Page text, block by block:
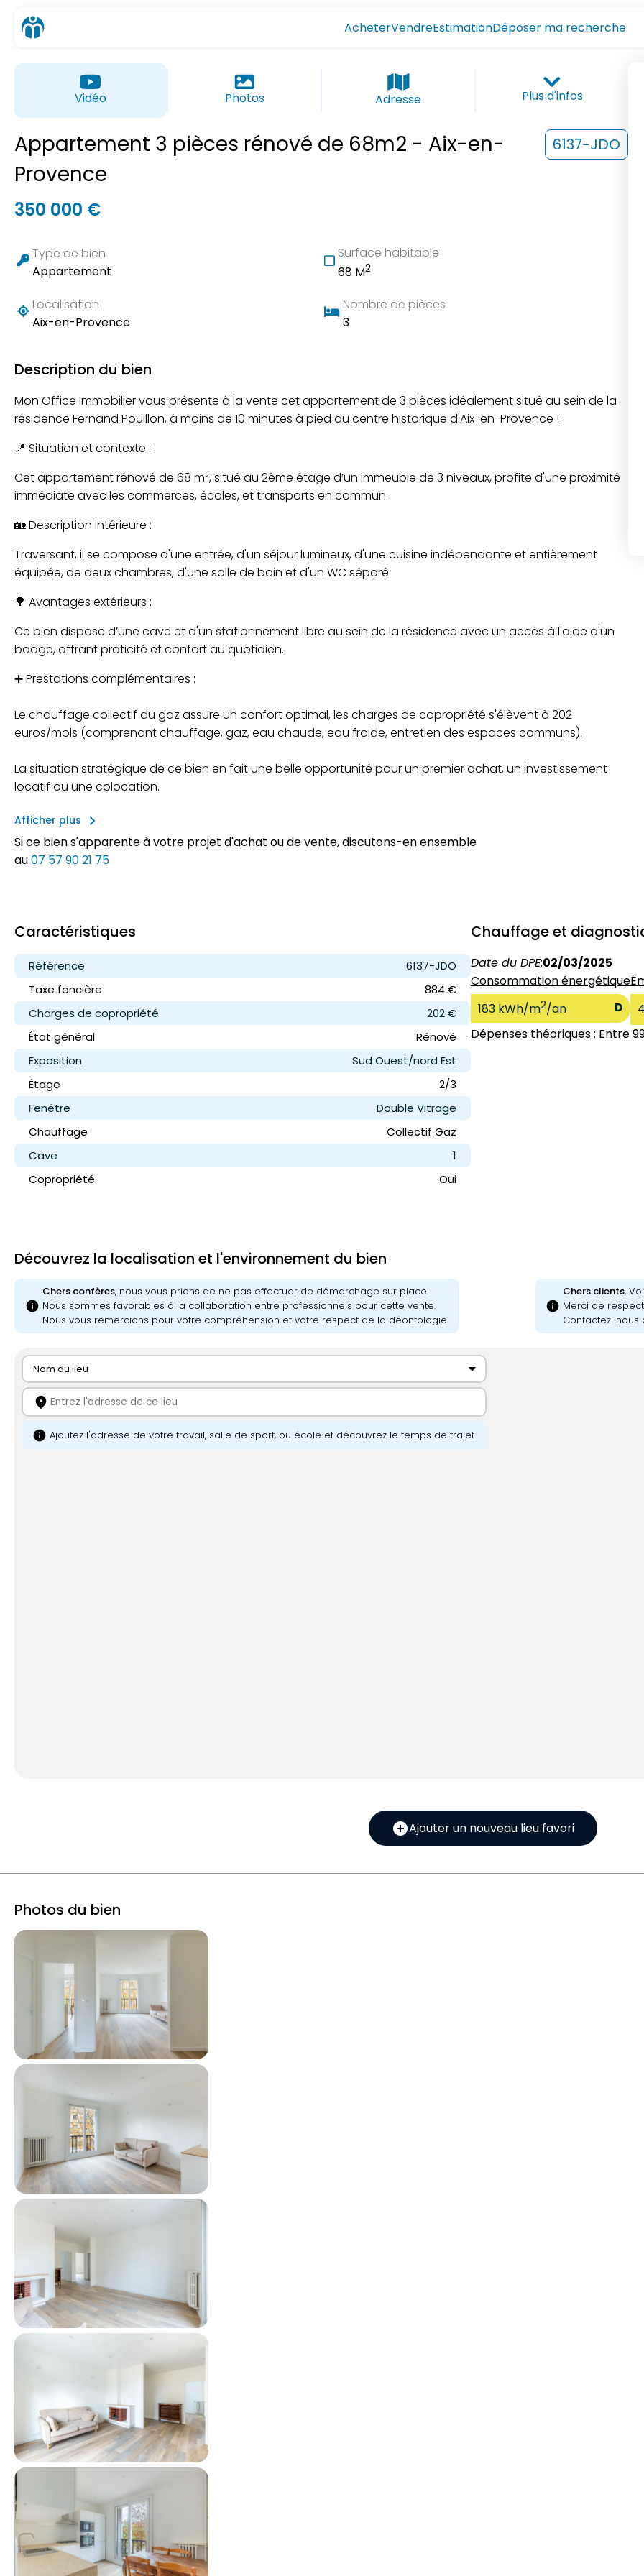
AcheterVendreEstimationDéposer ma recherche
Vidéo Photos Adresse Plus d'infos
Appartement 3 pièces rénové de 68m2 - Aix-en-
Provence
6137-JDO
350 000 €
Type de bien
Appartement
Surface habitable
68 M2
Localisation
Aix-en-Provence
Nombre de pièces
3
Description du bien
Mon Office Immobilier vous présente à la vente cet appartement de 3 pièces idéalement situé au sein de la
résidence Fernand Pouillon, à moins de 10 minutes à pied du centre historique d'Aix-en-Provence !
📍 Situation et contexte :
Cet appartement rénové de 68 m², situé au 2ème étage d’un immeuble de 3 niveaux, profite d'une proximité
immédiate avec les commerces, écoles, et transports en commun.
🏡 Description intérieure :
Traversant, il se compose d'une entrée, d'un séjour lumineux, d'une cuisine indépendante et entièrement
équipée, de deux chambres, d'une salle de bain et d'un WC séparé.
🌳 Avantages extérieurs :
Ce bien dispose d’une cave et d'un stationnement libre au sein de la résidence avec un accès à l'aide d'un
badge, offrant praticité et confort au quotidien.
➕ Prestations complémentaires :
Le chauffage collectif au gaz assure un confort optimal, les charges de copropriété s'élèvent à 202
euros/mois (comprenant chauffage, gaz, eau chaude, eau froide, entretien des espaces communs).
La situation stratégique de ce bien en fait une belle opportunité pour un premier achat, un investissement
locatif ou une colocation.
Afficher plus keyboard_arrow_right
Si ce bien s'apparente à votre projet d'achat ou de vente, discutons-en ensemble
au07 57 90 21 75
Caractéristiques
Référence
6137-JDO
Taxe foncière
884 €
Charges de copropriété
202 €
État général
Rénové
Exposition
Sud Ouest/nord Est
Étage
2/3
Fenêtre
Double Vitrage
Chauffage
Collectif Gaz
Cave
1
Copropriété
Oui
Chauffage et
Date du DPE:02/03/2025
Consommation énergétique
183 kWh/m2/an D
Dépenses théoriques: Entre
Découvrez la localisation et l'environnement du bien
info
Chers confères, nous vous prions de ne pas effectuer de démarchage sur place.
Nous sommes favorables à la collaboration entre professionnels pour cette vente.
Nous vous remercions pour votre compréhension et votre respect de la déontologie.
info
Chers clients,
Merci de
Contactez-nous
Nom du lieu
location_on
info Ajoutez l'adresse de votre travail, salle de sport, ou école et découvrez le temps de trajet.
add_circleAjouter un nouveau lieu favori
Photos du bien